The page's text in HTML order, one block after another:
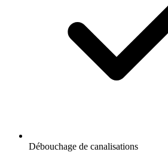
Débouchage de canalisations